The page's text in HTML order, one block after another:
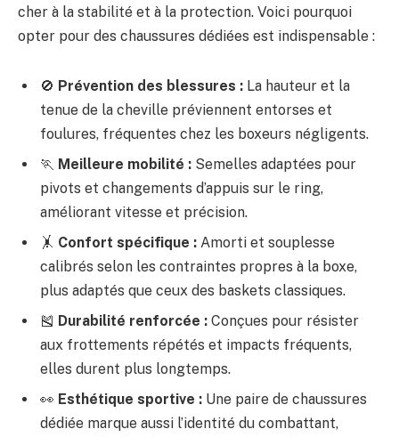
cher à la stabilité et à la protection. Voici pourquoi
opter pour des chaussures dédiées est indispensable :
🚫 Prévention des blessures : La hauteur et la
tenue de la cheville préviennent entorses et
foulures, fréquentes chez les boxeurs négligents.
🏃 Meilleure mobilité : Semelles adaptées pour
pivots et changements d’appuis sur le ring,
améliorant vitesse et précision.
🤸 Confort spécifique : Amorti et souplesse
calibrés selon les contraintes propres à la boxe,
plus adaptés que ceux des baskets classiques.
🎽 Durabilité renforcée : Conçues pour résister
aux frottements répétés et impacts fréquents,
elles durent plus longtemps.
👀 Esthétique sportive : Une paire de chaussures
dédiée marque aussi l’identité du combattant,